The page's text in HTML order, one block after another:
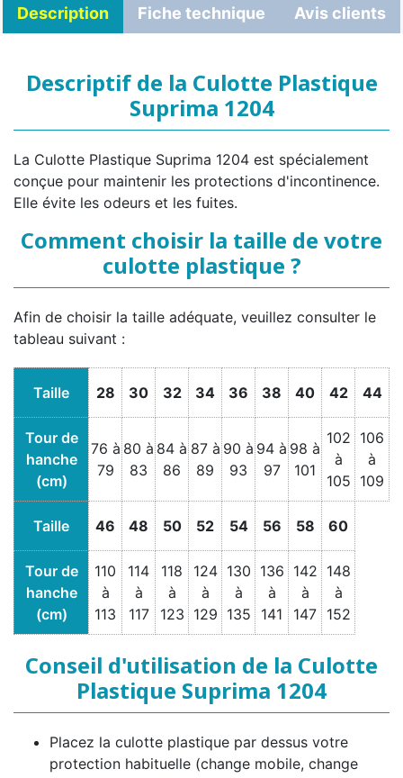
Description Fiche technique Avis clients
Descriptif de la Culotte Plastique
Suprima 1204
La Culotte Plastique Suprima 1204 est spécialement
conçue pour maintenir les protections d'incontinence.
Elle évite les odeurs et les fuites.
Comment choisir la taille de votre
culotte plastique ?
Afin de choisir la taille adéquate, veuillez consulter le
tableau suivant :
Taille 28 30 32 34 36 38 40 42 44
Tour de
hanche
(cm)
76 à
79
80 à
83
84 à
86
87 à
89
90 à
93
94 à
97
98 à
101
102
à
105
106
à
109
Taille 46 48 50 52 54 56 58 60
Tour de
hanche
(cm)
110
à
113
114
à
117
118
à
123
124
à
129
130
à
135
136
à
141
142
à
147
148
à
152
Conseil d'utilisation de la Culotte
Plastique Suprima 1204
Placez la culotte plastique par dessus votre
protection habituelle (change mobile, change